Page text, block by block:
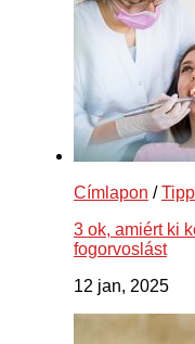
Címlapon /
3 ok, amiért ki
fogorvoslást
12 jan, 2025